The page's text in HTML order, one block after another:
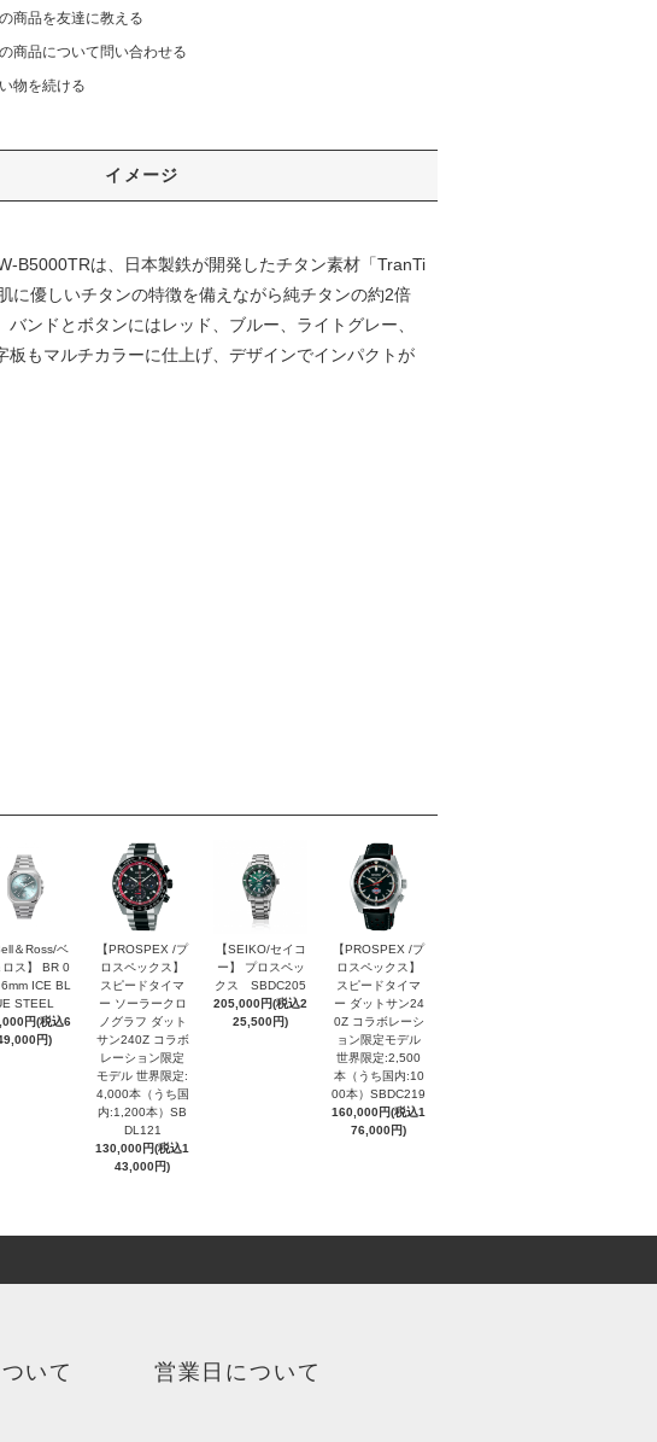
商品を友達に教える
商品について問い合わせる
物を続ける
イメージ
B5000TRは、日本製鉄が開発したチタン素材「TranTi
優しいチタンの特徴を備えながら純チタンの約2倍
ンドとボタンにはレッド、ブルー、ライトグレー、
もマルチカラーに仕上げ、デザインでインパクトが
＆Ross/ベ
ロス】 BR 0
ICE BL
STEEL
円(税込6
円)
【PROSPEX /プ
ロスペックス】
スピードタイマ
ー ソーラークロ
ノグラフ ダット
サン240Z コラボ
レーション限定
モデル 世界限定:
4,000本（うち国
内:1,200本）SB
DL121
130,000円(税込1
43,000円)
【SEIKO/セイコ
ー】 プロスペッ
クス SBDC205
205,000円(税込2
25,500円)
【PROSPEX /プ
ロスペックス】
スピードタイマ
ー ダットサン24
0Z コラボレーシ
ョン限定モデル
世界限定:2,500
本（うち国内:10
00本）SBDC219
160,000円(税込1
76,000円)
いて 営業日について